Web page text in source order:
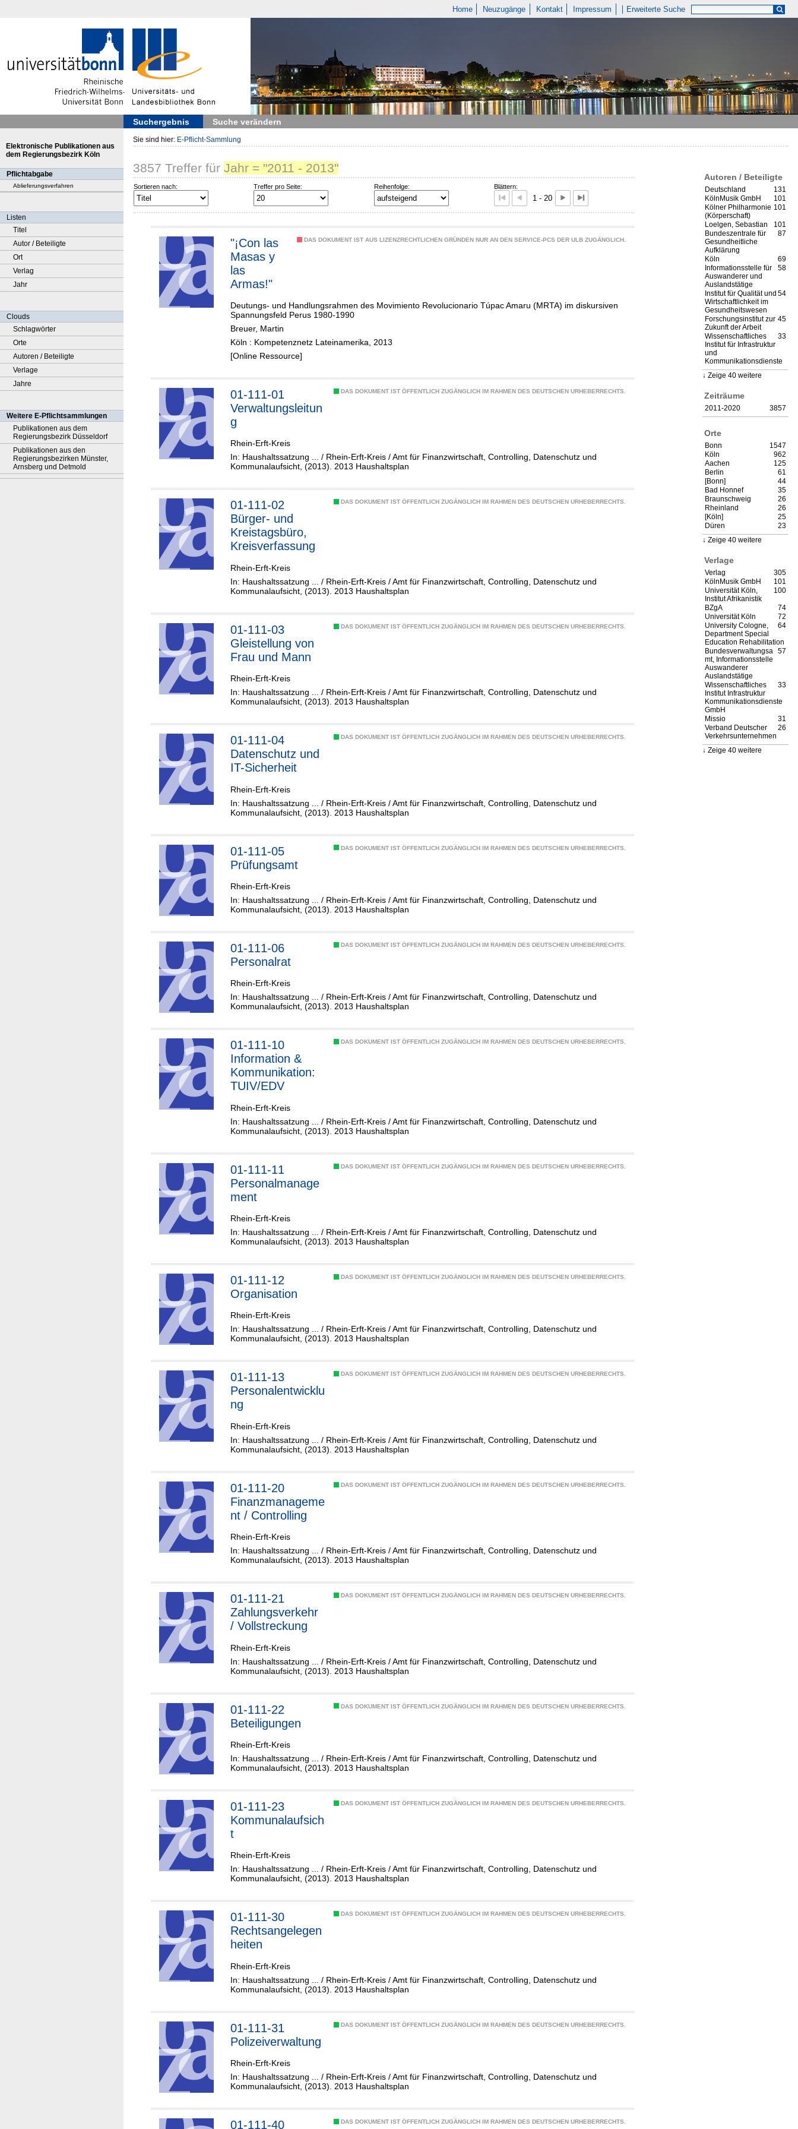
Home Neuzugänge Kontakt Impressum Erweiterte Suche
Suchergebnis Suche verändern
Elektronische Publikationen aus
dem Regierungsbezirk Köln
Pflichtabgabe
Ablieferungsverfahren
Listen
Titel
Autor / Beteiligte
Ort
Verlag
Jahr
Clouds
Schlagwörter
Orte
Autoren / Beteiligte
Verlage
Jahre
Weitere E-Pflichtsammlungen
Publikationen aus dem
Regierungsbezirk Düsseldorf
Publikationen aus den
Regierungsbezirken Münster,
Arnsberg und Detmold
Sie sind hier: E-Pflicht-Sammlung
Autoren / Beteiligte
131
Deutschland
101
KölnMusik GmbH
101
Kölner Philharmonie
(Körperschaft)
101
Loelgen, Sebastian
87
Bundeszentrale für
Gesundheitliche
Aufklärung
69
Köln
58
Informationsstelle für
Auswanderer und
Auslandstätige
54
Institut für Qualität und
Wirtschaftlichkeit im
Gesundheitswesen
45
Forschungsinstitut zur
Zukunft der Arbeit
33
Wissenschaftliches
Institut für Infrastruktur
und
Kommunikationsdienste
Zeige 40 weitere
Zeiträume
3857
2011-2020
Orte
1547
Bonn
962
Köln
125
Aachen
61
Berlin
44
[Bonn]
35
Bad Honnef
26
Braunschweig
26
Rheinland
25
[Köln]
23
Düren
Zeige 40 weitere
Verlage
305
Verlag
101
KölnMusik GmbH
100
Universität Köln,
Institut Afrikanistik
74
BZgA
72
Universität Köln
64
University Cologne,
Department Special
Education Rehabilitation
57
Bundesverwaltungsa
mt, Informationsstelle
Auswanderer
Auslandstätige
33
Wissenschaftliches
Institut Infrastruktur
Kommunikationsdienste
GmbH
31
Missio
26
Verband Deutscher
Verkehrsunternehmen
Zeige 40 weitere
3857 Treffer für Jahr = "2011 - 2013"
Sortieren nach: Treffer pro Seite: Reihenfolge: Blättern:
1 - 20
DAS DOKUMENT IST AUS LIZENZRECHTLICHEN GRÜNDEN NUR AN DEN SERVICE-PCS DER ULB ZUGÄNGLICH.
"¡Con las
Masas y
las
Armas!"
Deutungs- und Handlungsrahmen des Movimiento Revolucionario Túpac Amaru (MRTA) im diskursiven
Spannungsfeld Perus 1980-1990
Breuer, Martin
Köln : Kompetenznetz Lateinamerika, 2013
[Online Ressource]
DAS DOKUMENT IST ÖFFENTLICH ZUGÄNGLICH IM RAHMEN DES DEUTSCHEN URHEBERRECHTS.
01-111-01
Verwaltungsleitun
g
Rhein-Erft-Kreis
In: Haushaltssatzung ... / Rhein-Erft-Kreis / Amt für Finanzwirtschaft, Controlling, Datenschutz und
Kommunalaufsicht, (2013). 2013 Haushaltsplan
DAS DOKUMENT IST ÖFFENTLICH ZUGÄNGLICH IM RAHMEN DES DEUTSCHEN URHEBERRECHTS.
01-111-02
Bürger- und
Kreistagsbüro,
Kreisverfassung
Rhein-Erft-Kreis
In: Haushaltssatzung ... / Rhein-Erft-Kreis / Amt für Finanzwirtschaft, Controlling, Datenschutz und
Kommunalaufsicht, (2013). 2013 Haushaltsplan
DAS DOKUMENT IST ÖFFENTLICH ZUGÄNGLICH IM RAHMEN DES DEUTSCHEN URHEBERRECHTS.
01-111-03
Gleistellung von
Frau und Mann
Rhein-Erft-Kreis
In: Haushaltssatzung ... / Rhein-Erft-Kreis / Amt für Finanzwirtschaft, Controlling, Datenschutz und
Kommunalaufsicht, (2013). 2013 Haushaltsplan
DAS DOKUMENT IST ÖFFENTLICH ZUGÄNGLICH IM RAHMEN DES DEUTSCHEN URHEBERRECHTS.
01-111-04
Datenschutz und
IT-Sicherheit
Rhein-Erft-Kreis
In: Haushaltssatzung ... / Rhein-Erft-Kreis / Amt für Finanzwirtschaft, Controlling, Datenschutz und
Kommunalaufsicht, (2013). 2013 Haushaltsplan
DAS DOKUMENT IST ÖFFENTLICH ZUGÄNGLICH IM RAHMEN DES DEUTSCHEN URHEBERRECHTS.
01-111-05
Prüfungsamt
Rhein-Erft-Kreis
In: Haushaltssatzung ... / Rhein-Erft-Kreis / Amt für Finanzwirtschaft, Controlling, Datenschutz und
Kommunalaufsicht, (2013). 2013 Haushaltsplan
DAS DOKUMENT IST ÖFFENTLICH ZUGÄNGLICH IM RAHMEN DES DEUTSCHEN URHEBERRECHTS.
01-111-06
Personalrat
Rhein-Erft-Kreis
In: Haushaltssatzung ... / Rhein-Erft-Kreis / Amt für Finanzwirtschaft, Controlling, Datenschutz und
Kommunalaufsicht, (2013). 2013 Haushaltsplan
DAS DOKUMENT IST ÖFFENTLICH ZUGÄNGLICH IM RAHMEN DES DEUTSCHEN URHEBERRECHTS.
01-111-10
Information &
Kommunikation:
TUIV/EDV
Rhein-Erft-Kreis
In: Haushaltssatzung ... / Rhein-Erft-Kreis / Amt für Finanzwirtschaft, Controlling, Datenschutz und
Kommunalaufsicht, (2013). 2013 Haushaltsplan
DAS DOKUMENT IST ÖFFENTLICH ZUGÄNGLICH IM RAHMEN DES DEUTSCHEN URHEBERRECHTS.
01-111-11
Personalmanage
ment
Rhein-Erft-Kreis
In: Haushaltssatzung ... / Rhein-Erft-Kreis / Amt für Finanzwirtschaft, Controlling, Datenschutz und
Kommunalaufsicht, (2013). 2013 Haushaltsplan
DAS DOKUMENT IST ÖFFENTLICH ZUGÄNGLICH IM RAHMEN DES DEUTSCHEN URHEBERRECHTS.
01-111-12
Organisation
Rhein-Erft-Kreis
In: Haushaltssatzung ... / Rhein-Erft-Kreis / Amt für Finanzwirtschaft, Controlling, Datenschutz und
Kommunalaufsicht, (2013). 2013 Haushaltsplan
DAS DOKUMENT IST ÖFFENTLICH ZUGÄNGLICH IM RAHMEN DES DEUTSCHEN URHEBERRECHTS.
01-111-13
Personalentwicklu
ng
Rhein-Erft-Kreis
In: Haushaltssatzung ... / Rhein-Erft-Kreis / Amt für Finanzwirtschaft, Controlling, Datenschutz und
Kommunalaufsicht, (2013). 2013 Haushaltsplan
DAS DOKUMENT IST ÖFFENTLICH ZUGÄNGLICH IM RAHMEN DES DEUTSCHEN URHEBERRECHTS.
01-111-20
Finanzmanageme
nt / Controlling
Rhein-Erft-Kreis
In: Haushaltssatzung ... / Rhein-Erft-Kreis / Amt für Finanzwirtschaft, Controlling, Datenschutz und
Kommunalaufsicht, (2013). 2013 Haushaltsplan
DAS DOKUMENT IST ÖFFENTLICH ZUGÄNGLICH IM RAHMEN DES DEUTSCHEN URHEBERRECHTS.
01-111-21
Zahlungsverkehr
/ Vollstreckung
Rhein-Erft-Kreis
In: Haushaltssatzung ... / Rhein-Erft-Kreis / Amt für Finanzwirtschaft, Controlling, Datenschutz und
Kommunalaufsicht, (2013). 2013 Haushaltsplan
DAS DOKUMENT IST ÖFFENTLICH ZUGÄNGLICH IM RAHMEN DES DEUTSCHEN URHEBERRECHTS.
01-111-22
Beteiligungen
Rhein-Erft-Kreis
In: Haushaltssatzung ... / Rhein-Erft-Kreis / Amt für Finanzwirtschaft, Controlling, Datenschutz und
Kommunalaufsicht, (2013). 2013 Haushaltsplan
DAS DOKUMENT IST ÖFFENTLICH ZUGÄNGLICH IM RAHMEN DES DEUTSCHEN URHEBERRECHTS.
01-111-23
Kommunalaufsich
t
Rhein-Erft-Kreis
In: Haushaltssatzung ... / Rhein-Erft-Kreis / Amt für Finanzwirtschaft, Controlling, Datenschutz und
Kommunalaufsicht, (2013). 2013 Haushaltsplan
DAS DOKUMENT IST ÖFFENTLICH ZUGÄNGLICH IM RAHMEN DES DEUTSCHEN URHEBERRECHTS.
01-111-30
Rechtsangelegen
heiten
Rhein-Erft-Kreis
In: Haushaltssatzung ... / Rhein-Erft-Kreis / Amt für Finanzwirtschaft, Controlling, Datenschutz und
Kommunalaufsicht, (2013). 2013 Haushaltsplan
DAS DOKUMENT IST ÖFFENTLICH ZUGÄNGLICH IM RAHMEN DES DEUTSCHEN URHEBERRECHTS.
01-111-31
Polizeiverwaltung
Rhein-Erft-Kreis
In: Haushaltssatzung ... / Rhein-Erft-Kreis / Amt für Finanzwirtschaft, Controlling, Datenschutz und
Kommunalaufsicht, (2013). 2013 Haushaltsplan
DAS DOKUMENT IST ÖFFENTLICH ZUGÄNGLICH IM RAHMEN DES DEUTSCHEN URHEBERRECHTS.
01-111-40